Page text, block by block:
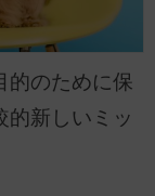
的のために保
的新しいミッ